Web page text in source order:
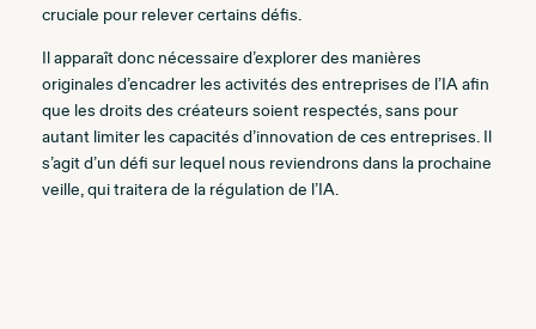
cruciale pour relever certains défis.
Il apparaît donc nécessaire d’explorer des manières
originales d’encadrer les activités des entreprises de l’IA afin
que les droits des créateurs soient respectés, sans pour
autant limiter les capacités d’innovation de ces entreprises. Il
s’agit d’un défi sur lequel nous reviendrons dans la prochaine
veille, qui traitera de la régulation de l’IA.